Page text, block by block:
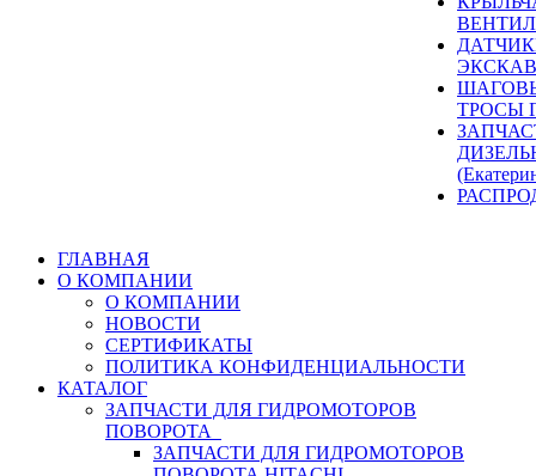
ТРОСЫ
ГЛАВНАЯ
О КОМПАНИИ
О КОМПАНИИ
НОВОСТИ
СЕРТИФИКАТЫ
ПОЛИТИКА КОНФИДЕНЦИАЛЬНОСТИ
КАТАЛОГ
ЗАПЧАСТИ ДЛЯ ГИДРОМОТОРОВ
ПОВОРОТА
ЗАПЧАСТИ ДЛЯ ГИДРОМОТОРОВ